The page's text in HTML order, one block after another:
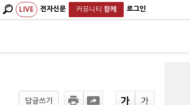
LIVE 전자신문 커뮤니티 함께 로그인
답글쓰기